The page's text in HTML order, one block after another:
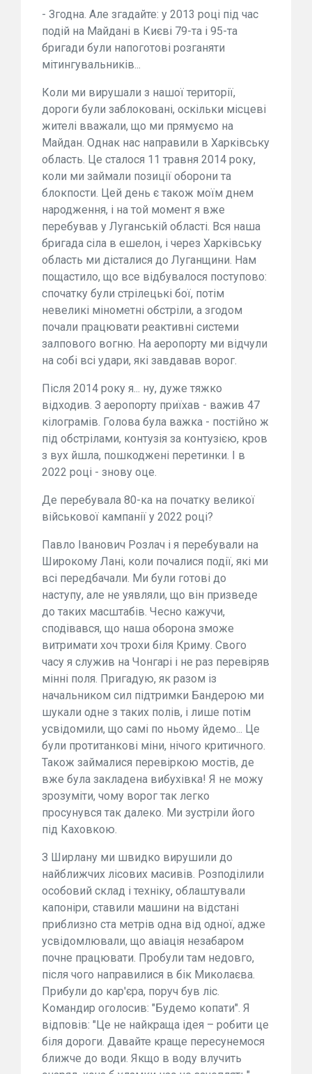
- Згодна. Але згадайте: у 2013 році під час
подій на Майдані в Києві 79-та і 95-та
бригади були напоготові розганяти
мітингувальників...
Коли ми вирушали з нашої території,
дороги були заблоковані, оскільки місцеві
жителі вважали, що ми прямуємо на
Майдан. Однак нас направили в Харківську
область. Це сталося 11 травня 2014 року,
коли ми займали позиції оборони та
блокпости. Цей день є також моїм днем
народження, і на той момент я вже
перебував у Луганській області. Вся наша
бригада сіла в ешелон, і через Харківську
область ми дісталися до Луганщини. Нам
пощастило, що все відбувалося поступово:
спочатку були стрілецькі бої, потім
невеликі мінометні обстріли, а згодом
почали працювати реактивні системи
залпового вогню. На аеропорту ми відчули
на собі всі удари, які завдавав ворог.
Після 2014 року я... ну, дуже тяжко
відходив. З аеропорту приїхав - важив 47
кілограмів. Голова була важка - постійно ж
під обстрілами, контузія за контузією, кров
з вух йшла, пошкоджені перетинки. І в
2022 році - знову оце.
Де перебувала 80-ка на початку великої
військової кампанії у 2022 році?
Павло Іванович Розлач і я перебували на
Широкому Лані, коли почалися події, які ми
всі передбачали. Ми були готові до
наступу, але не уявляли, що він призведе
до таких масштабів. Чесно кажучи,
сподівався, що наша оборона зможе
витримати хоч трохи біля Криму. Свого
часу я служив на Чонгарі і не раз перевіряв
мінні поля. Пригадую, як разом із
начальником сил підтримки Бандерою ми
шукали одне з таких полів, і лише потім
усвідомили, що самі по ньому йдемо... Це
були протитанкові міни, нічого критичного.
Також займалися перевіркою мостів, де
вже була закладена вибухівка! Я не можу
зрозуміти, чому ворог так легко
просунувся так далеко. Ми зустріли його
під Каховкою.
З Ширлану ми швидко вирушили до
найближчих лісових масивів. Розподілили
особовий склад і техніку, облаштували
капоніри, ставили машини на відстані
приблизно ста метрів одна від одної, адже
усвідомлювали, що авіація незабаром
почне працювати. Пробули там недовго,
після чого направилися в бік Миколаєва.
Прибули до кар'єра, поруч був ліс.
Командир оголосив: "Будемо копати". Я
відповів: "Це не найкраща ідея – робити це
біля дороги. Давайте краще пересунемося
ближче до води. Якщо в воду влучить